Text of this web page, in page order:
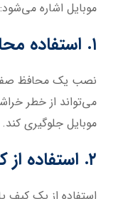
موبایل اشاره می‌شود:
۱. استفاده محافظ صفحه نمایش
نصب یک محافظ
می‌تواند از خطر
موبایل جلوگیری کند.
۲. استفاده از کیف یا کاور محافظ